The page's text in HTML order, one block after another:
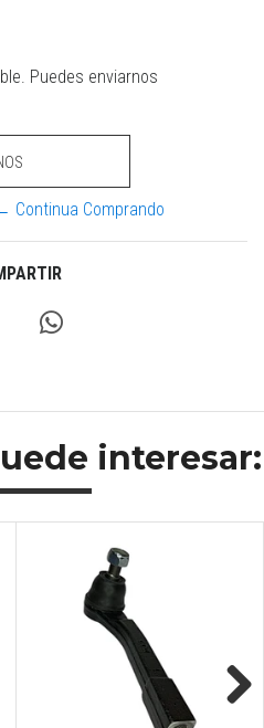
Puedes enviarnos
Continua Comprando
interesar: